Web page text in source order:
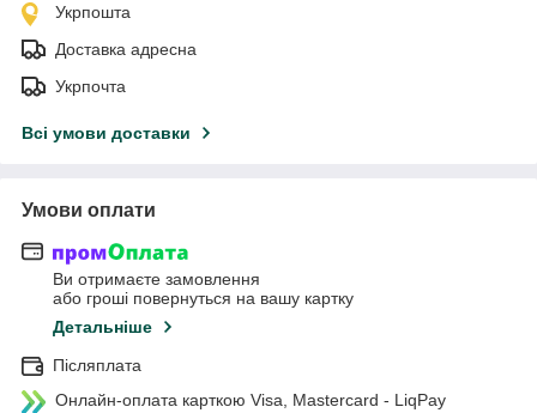
Укрпошта
Доставка адресна
Укрпочта
Всі умови доставки
Умови оплати
Ви отримаєте замовлення
або гроші повернуться на вашу картку
Детальніше
Післяплата
Онлайн-оплата карткою Visa, Mastercard - LiqPay